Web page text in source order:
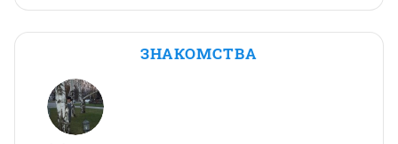
ЗНАКОМСТВА